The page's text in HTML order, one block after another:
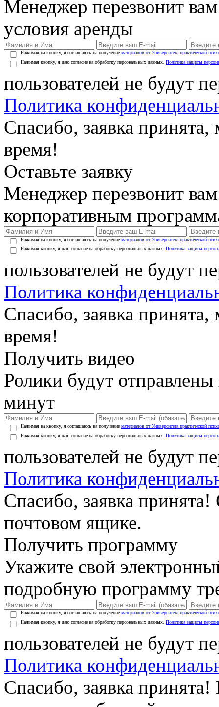
Менеджер перезвонит
условия аренды
Нажимая на кнопку, я соглашаюсь на получение материалов от Университета практической
Нажимая кнопку, я даю согласие на обработку персональных данных. Политика защиты
пользователей не будут
Политика
Спасибо, заявка
время!
Оставьте заявку
Менеджер перезвонит
корпоративным
Нажимая на кнопку, я соглашаюсь на получение материалов от Университета практической
Нажимая кнопку, я даю согласие на обработку персональных данных. Политика защиты
пользователей не будут
Политика
Спасибо, заявка
время!
Получить видео
Ролики будут
минут
Нажимая на кнопку, я соглашаюсь на получение материалов от Университета практической
Нажимая кнопку, я даю согласие на обработку персональных данных. Политика защиты
пользователей не будут
Политика
Спасибо, заявка
почтовом ящике.
Получить программу
Укажите свой
подробную программу
Нажимая на кнопку, я соглашаюсь на получение материалов от Университета практической
Нажимая кнопку, я даю согласие на обработку персональных данных. Политика защиты
пользователей не будут
Политика
Спасибо, заявка